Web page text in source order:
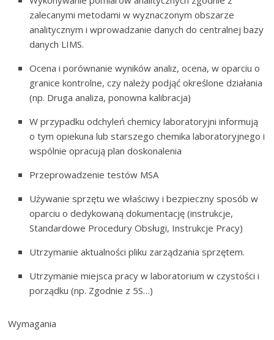
zalecanymi metodami w wyznaczonym obszarze
analitycznym i wprowadzanie danych do centralnej bazy
danych LIMS.
Ocena i porównanie wyników analiz, ocena, w oparciu o
granice kontrolne, czy należy podjąć określone działania
(np. Druga analiza, ponowna kalibracja)
W przypadku odchyleń chemicy laboratoryjni informują
o tym opiekuna lub starszego chemika laboratoryjnego i
wspólnie opracują plan doskonalenia
Przeprowadzenie testów MSA
Używanie sprzętu we właściwy i bezpieczny sposób w
oparciu o dedykowaną dokumentację (instrukcje,
Standardowe Procedury Obsługi, Instrukcje Pracy)
Utrzymanie aktualności pliku zarządzania sprzętem.
Utrzymanie miejsca pracy w laboratorium w czystości i
porządku (np. Zgodnie z 5S…)
Wymagania